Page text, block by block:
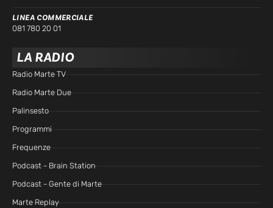
LINEA COMMERCIALE
081 780 20 01
LA RADIO
Radio Marte TV
Radio Marte Due
Palinsesto
Programmi
Frequenze
Podcast - Brain Station
Podcast - Gente di Marte
Marte Replay